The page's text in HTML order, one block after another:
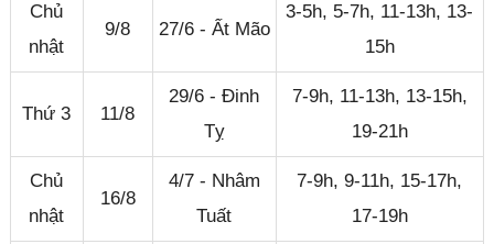
Chủ
nhật
9/8 27/6 - Ất Mão
3-5h, 5-7h, 11-13h, 13-
15h
Thứ 3 11/8
29/6 - Đinh
Tỵ
7-9h, 11-13h, 13-15h,
19-21h
Chủ
nhật
16/8
4/7 - Nhâm
Tuất
7-9h, 9-11h, 15-17h,
17-19h